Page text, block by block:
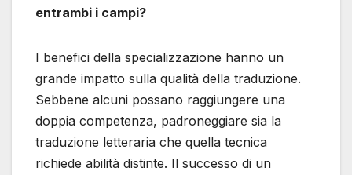
entrambi i campi?
I benefici della specializzazione hanno un
grande impatto sulla qualità della traduzione.
Sebbene alcuni possano raggiungere una
doppia competenza, padroneggiare sia la
traduzione letteraria che quella tecnica
richiede abilità distinte. Il successo di un